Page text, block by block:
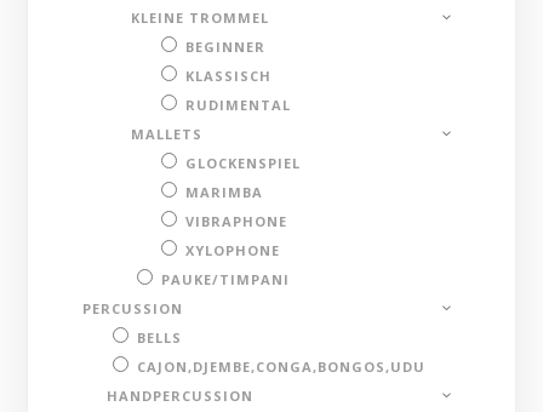
KLEINE TROMMEL
BEGINNER
KLASSISCH
RUDIMENTAL
MALLETS
GLOCKENSPIEL
MARIMBA
VIBRAPHONE
XYLOPHONE
PAUKE/TIMPANI
PERCUSSION
BELLS
CAJON,DJEMBE,CONGA,BONGOS,UDU
HANDPERCUSSION